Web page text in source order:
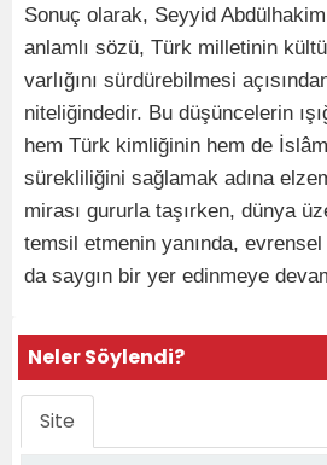
Sonuç olarak, Seyyid
anlamlı sözü, Türk milletinin
varlığını sürdürebilmesi
niteliğindedir. Bu düşüncelerin
hem Türk kimliğinin hem de
sürekliliğini sağlamak adına
mirası gururla taşırken, dünya
temsil etmenin yanında, evrensel
da saygın bir yer edinmeye
Neler Söylendi?
Site